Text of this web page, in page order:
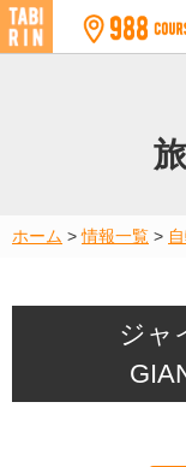
ホーム >情報一覧 >
ジャ